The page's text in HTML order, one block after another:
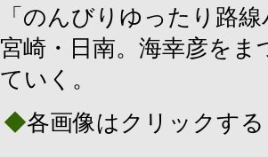
「のんびりゆったり路
宮崎・日南。海幸彦を
ていく。
◆各画像はクリックす